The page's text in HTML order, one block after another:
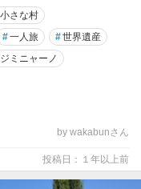
さな村
#一人旅 #世界遺産
ミニャーノ
by wakabunさん
投稿日：１年以上前